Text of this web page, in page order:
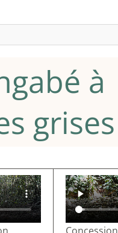
à
grises